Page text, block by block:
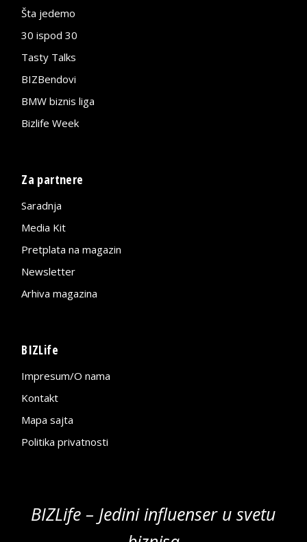
Šta jedemo
30 ispod 30
Tasty Talks
BIZBendovi
BMW biznis liga
Bizlife Week
Za partnere
Saradnja
Media Kit
Pretplata na magazin
Newsletter
Arhiva magazina
BIZLife
Impresum/O nama
Kontakt
Mapa sajta
Politika privatnosti
BIZLife – Jedini influenser u svetu